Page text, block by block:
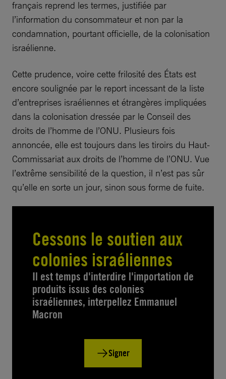
français reprend les termes, justifiée par
l’information du consommateur et non par la
condamnation, pourtant officielle, de la colonisation
israélienne.
Cette prudence, voire cette frilosité des États est
encore soulignée par le report incessant de la liste
d’entreprises israéliennes et étrangères impliquées
dans la colonisation dressée par le Conseil des
droits de l’homme de l’ONU. Plusieurs fois
annoncée, elle est toujours dans les tiroirs du Haut-
Commissariat aux droits de l’homme de l’ONU. Vue
l’extrême sensibilité de la question, il n’est pas sûr
qu’elle en sorte un jour, sinon sous forme de fuite.
Cessons le soutien aux
colonies israéliennes
Il est temps d'interdire l'importation de
produits issus des colonies
israéliennes, interpellez Emmanuel
Macron
Signer